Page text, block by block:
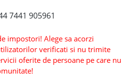
7441 905961
impostori! Alege sa acorzi
verificati si nu trimite
oferite de persoane pe care nu